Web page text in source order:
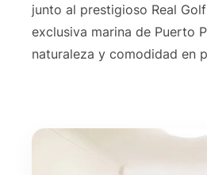
junto al prestigioso Real
exclusiva marina de Puerto
naturaleza y comodidad en